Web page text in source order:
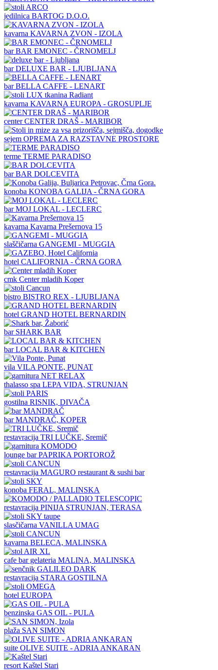
jedilnica BARTOG D.O.O.
kavarna KAVARNA ZVON - IZOLA
barBAR EMONEC - ČRNOMELJ
barDELUXE BAR - LJUBLJANA
barBELLA CAFFE - LENART
kavarna KAVARNA EUROPA - GROSUPLJE
centerCENTER DRAŠ - MARIBOR
sejem OPREMA ZA RAZSTAVNE PROSTORE
terme TERME PARADISO
barBAR DOLCEVITA
konoba KONOBA GALIJA - ČRNA GORA
barMOJ LOKAL - LECLERC
kavarna Kavarna Prešernova 15
slaščičarna GANGEMI - MUGGIA
hotel CALIFORNIA - ČRNA GORA
cmk Center mladih Koper
bistro BISTRO REX - LJUBLJANA
hotel GRAND HOTEL BERNARDIN
bar SHARK BAR
barLOCAL BAR & KITCHEN
vila VILA PONTE, PUNAT
thalasso spa LEPA VIDA, STRUNJAN
gostilna RISNIK, DIVAČA
barMANDRAČ, KOPER
restavracija TRI LUČKE, Sremič
lounge barPAPRIKA PORTOROŽ
restavracija MAGURO restaurant & sushi bar
konoba FERAL, MALINSKA
restavracija PINIJA STRUNJAN, TERASA
slasčičarna VANILLA UMAG
kavarna BELECA, MALINSKA
cafe bar gelateria MALINA, MALINSKA
restavracija STARA GOSTILNA
hotel EUROPA
benzinska GAS OIL - PULA
plaža SAN SIMON
suite OLIVE SUITE - ADRIA ANKARAN
resort Kaštel Stari